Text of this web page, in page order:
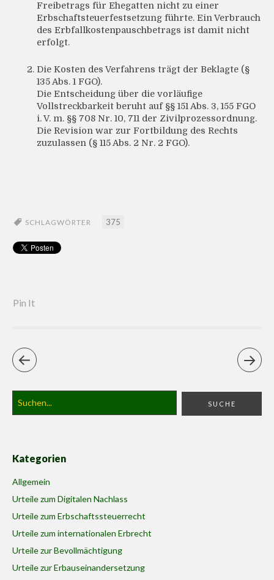
Freibetrags für Ehegatten nicht zu einer
Erbschaftsteuerfestsetzung führte. Ein Verbrauch
des Erbfallkostenpauschbetrags ist damit nicht
erfolgt.
Die Kosten des Verfahrens trägt der Beklagte (§
135 Abs. 1 FGO).
Die Entscheidung über die vorläufige
Vollstreckbarkeit beruht auf §§ 151 Abs. 3, 155 FGO
i. V. m. §§ 708 Nr. 10, 711 der Zivilprozessordnung.
Die Revision war zur Fortbildung des Rechts
zuzulassen (§ 115 Abs. 2 Nr. 2 FGO).
SCHLAGWÖRTER 375
Pin It
Kategorien
Allgemein
Urteile zum Digitalen Nachlass
Urteile zum Erbschaftssteuerrecht
Urteile zum internationalen Erbrecht
Urteile zur Bevollmächtigung
Urteile zur Erbauseinandersetzung